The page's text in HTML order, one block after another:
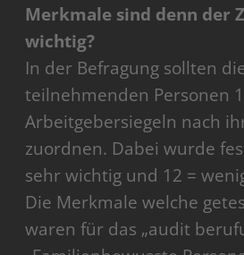
Merkmale sind denn der
wichtig?
In der Befragung sollten
teilnehmenden Personen
Arbeitgebersiegeln nach
zuordnen. Dabei wurde
sehr wichtig und 12 =
Die Merkmale welche
waren für das „audit